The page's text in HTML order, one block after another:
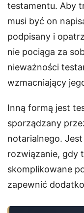
testamentu. Aby
musi być on
podpisany i
nie pociąga za
nieważności
wzmacniający
Inną formą jest
sporządzany
notarialnego.
rozwiązanie, gdy
skomplikowane
zapewnić